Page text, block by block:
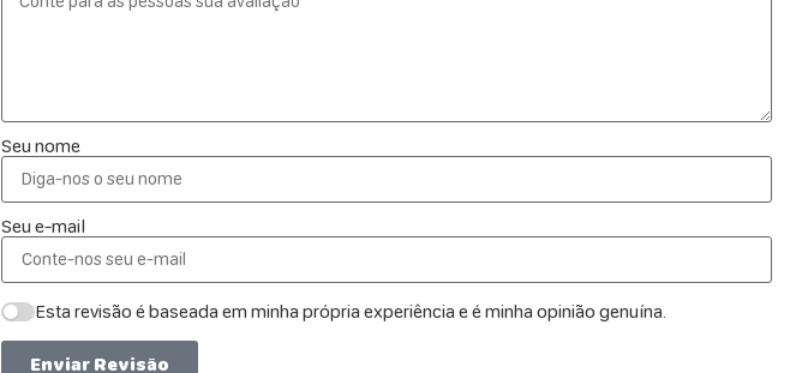
Seu nome
Seu e-mail
Esta revisão é baseada em minha própria experiência e é minha opinião genuína.
Enviar Revisão